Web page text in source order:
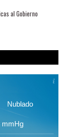
al Gobierno
Nublado
mmHg